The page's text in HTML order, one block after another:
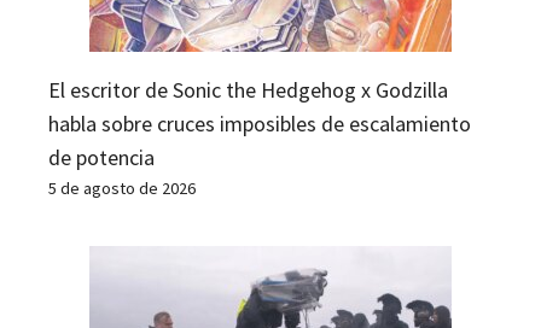
El escritor de Sonic the Hedgehog x Godzilla
habla sobre cruces imposibles de escalamiento
de potencia
5 de agosto de 2026